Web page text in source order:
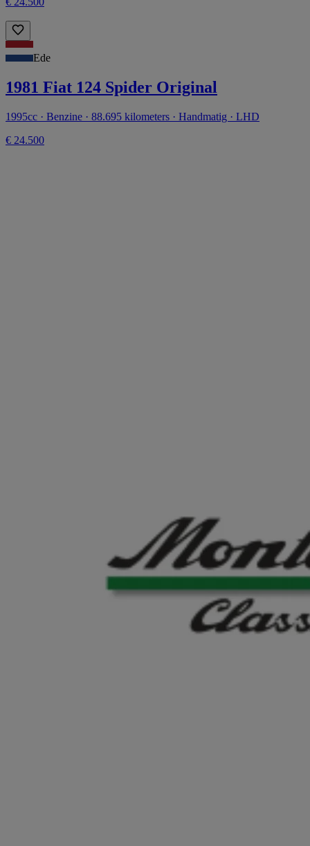
Ede
1981 Fiat 124 Spider Original
1995cc · Benzine · 88.695 kilometers · Handmatig · LHD
€ 24.500